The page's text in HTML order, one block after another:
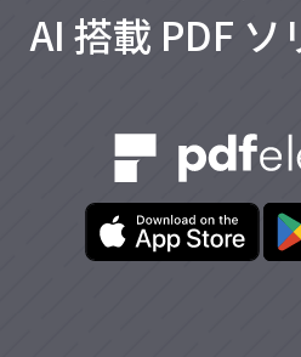
AI 搭載 PDF ソ